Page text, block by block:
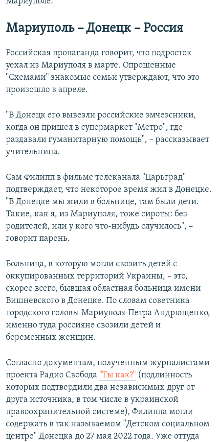
Мариуполь – Донецк – Россия
Российская пропаганда говорит, что подросток
уехал из Мариуполя в марте. Опрошенные
"Схемами" знакомые семьи утверждают, что это
произошло в апреле.
"В Донецк его вывезли российские эмчеэсники,
когда он пришел в супермаркет "Метро", где
раздавали гуманитарную помощь", – рассказывает
учительница.
Сам Филипп в фильме телеканала "Царьград"
подтверждает, что некоторое время жил в Донецке.
"В Донецке мы жили в больнице, там были дети.
Такие, как я, из Мариуполя, тоже сироты: без
родителей, или у кого что-нибудь случилось", –
говорит парень.
Больница, в которую могли свозить детей с
оккупированных территорий Украины, – это,
скорее всего, бывшая областная больница имени
Вишневского в Донецке. По словам советника
городского головы Мариуполя Петра Андрющенко,
именно туда россияне свозили детей и
беременных женщин.
Cогласно документам, полученным журналистами
проекта Радио Свобода "Ты как?" (подлинность
которых подтвердили два независимых друг от
друга источника, в том числе в украинской
правоохранительной системе), Филиппа могли
содержать в так называемом "Детском социальном
центре" Донецка до 27 мая 2022 года. Уже оттуда